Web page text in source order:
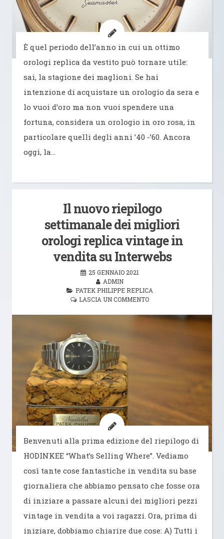
È quel periodo dell’anno in cui un ottimo
orologi replica da vestito può tornare utile:
sai, la stagione dei maglioni. Se hai
intenzione di acquistare un orologio da sera e
lo vuoi d’oro ma non vuoi spendere una
fortuna, considera un orologio in oro rosa, in
particolare quelli degli anni ’40 -’60. Ancora
oggi, la…
Il nuovo riepilogo
settimanale dei migliori
orologi replica vintage in
vendita su Interwebs
25 GENNAIO 2021
ADMIN
PATEK PHILIPPE REPLICA
LASCIA UN COMMENTO
Benvenuti alla prima edizione del riepilogo di
HODINKEE “What’s Selling Where”. Vediamo
così tante cose fantastiche in vendita su base
giornaliera che abbiamo pensato che fosse ora
di iniziare a passare alcuni dei migliori pezzi
vintage in vendita a voi ragazzi. Ora, prima di
iniziare, dobbiamo chiarire due cose: A) Tutti i